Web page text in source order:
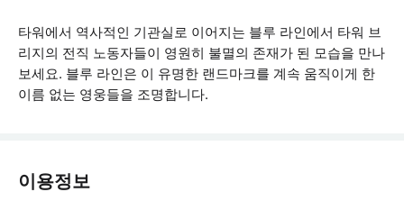
타워에서 역사적인 기관실로 이어지는 블루 라인에서 타워 브
리지의 전직 노동자들이 영원히 불멸의 존재가 된 모습을 만나
보세요. 블루 라인은 이 유명한 랜드마크를 계속 움직이게 한
이름 없는 영웅들을 조명합니다.
이용정보